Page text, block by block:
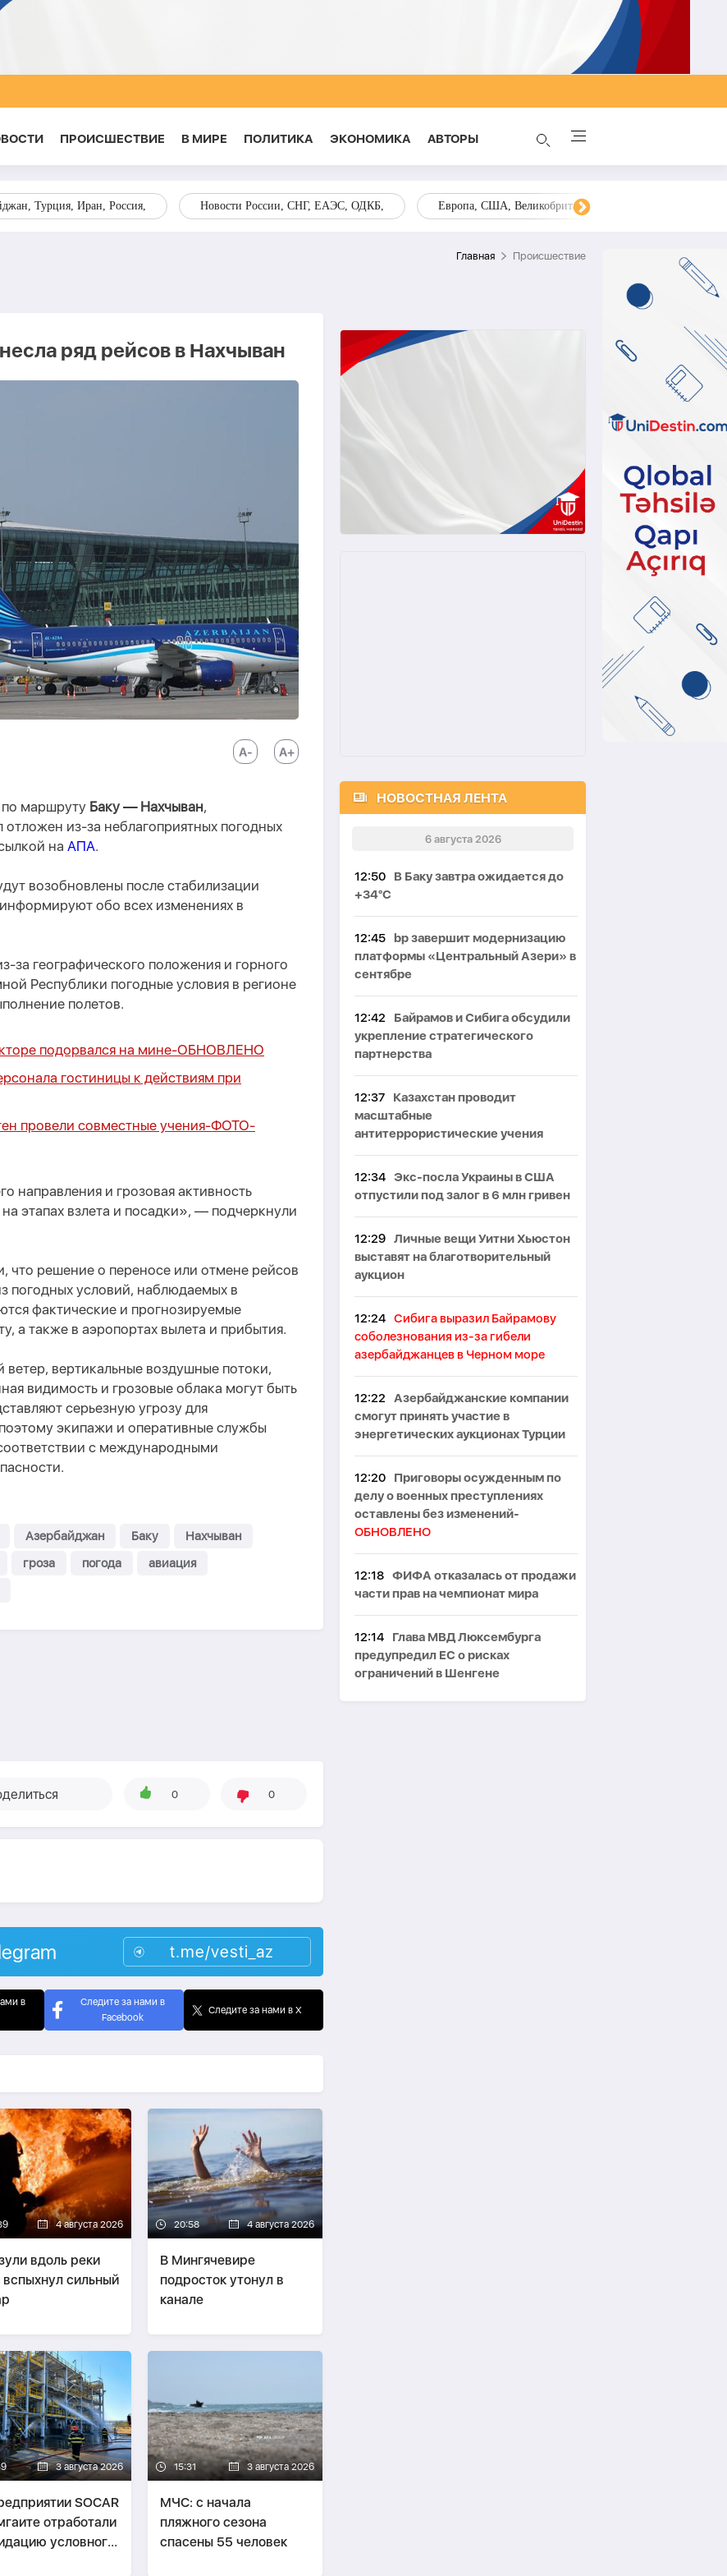
ПРОИСШЕСТВИЕ В МИРЕ ПОЛИТИКА ЭКОНОМИКА AВТОРЫ
Турция, Иран, Россия, Новости России, СНГ, ЕАЭС, ОДКБ, Европа, США, Великобритания, Украина, Запад,
Главная Происшествие
ряд рейсов в Нахчыван
по маршруту Баку — Нахчыван,
из-за неблагоприятных погодных
на АПА.
возобновлены после стабилизации
обо всех изменениях в
за географического положения и горного
Республики погодные условия в регионе
полетов.
подорвался на мине-ОБНОВЛЕНО
гостиницы к действиям при
провели совместные учения-ФОТО-
направления и грозовая активность
этапах взлета и посадки», — подчеркнули
что решение о переносе или отмене рейсов
погодных условий, наблюдаемых в
фактические и прогнозируемые
а также в аэропортах вылета и прибытия.
вертикальные воздушные потоки,
видимость и грозовые облака могут быть
серьезную угрозу для
экипажи и оперативные службы
с международными
Азербайджан Баку
Нахчыван
гроза погода
авиация
0 0
t.me/vesti_az
в
Следите за нами в
Facebook
Следите за нами в X
4 августа 2026
вдоль реки
сильный
20:58 4 августа 2026
В Мингячевире
подросток утонул в
канале
3 августа 2026
SOCAR
отработали
условного
15:31 3 августа 2026
МЧС: с начала
пляжного сезона
спасены 55 человек
НОВОСТНАЯ ЛЕНТА
6 августа 2026
12:50
В Баку завтра ожидается до
+34°C
12:45 bp завершит модернизацию
платформы «Центральный Азери» в
сентябре
12:42
Байрамов и Сибига обсудили
укрепление стратегического
партнерства
12:37
Казахстан проводит
масштабные
антитеррористические учения
12:34
Экс-посла Украины в США
отпустили под залог в 6 млн гривен
12:29 Личные вещи Уитни Хьюстон
выставят на благотворительный
аукцион
12:24 Сибига выразил Байрамову
соболезнования из-за гибели
азербайджанцев в Черном море
12:22
Азербайджанские компании
смогут принять участие в
энергетических аукционах Турции
12:20
Приговоры осужденным по
делу о военных преступлениях
оставлены без изменений-
ОБНОВЛЕНО
12:18 ФИФА отказалась от продажи
части прав на чемпионат мира
12:14
Глава МВД Люксембурга
предупредил ЕС о рисках
ограничений в Шенгене